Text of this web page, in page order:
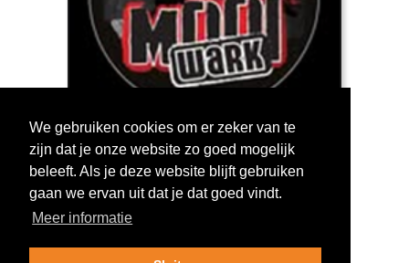
Log in om te stemmen!
We gebruiken cookies om er zeker van te
zijn dat je onze website zo goed mogelijk
beleeft. Als je deze website blijft gebruiken
gaan we ervan uit dat je dat goed vindt.
Meer informatie